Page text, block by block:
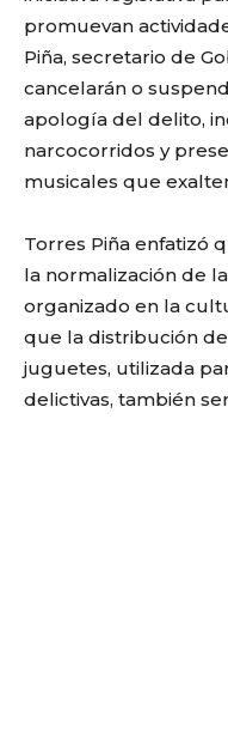
promuevan
Piña, secretario de
cancelarán o
apología del delito,
narcocorridos y
musicales que
Torres Piña enfatizó
la normalización de
organizado en la
que la distribución
juguetes, utilizada
delictivas, también